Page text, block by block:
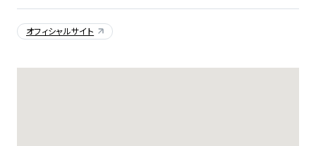
オフィシャルサイト